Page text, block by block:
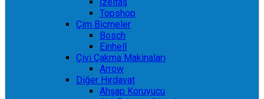
Topshop
Çim Biçmeler
Bosch
Einhell
Çivi Çakma Makinaları
Arrow
Diğer Hırdavat
Ahşap Koruyucu